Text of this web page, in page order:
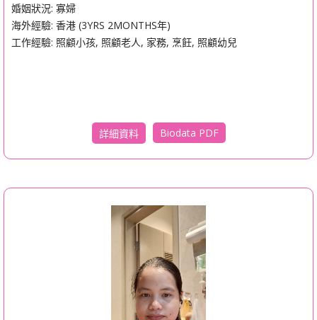
婚姻狀況: 寡婦
海外經驗: 香港 (3YRS 2MONTHS年)
工作經驗: 照顧小孩, 照顧老人, 家務, 烹飪, 照顧幼兒
詳細資料 Biodata PDF